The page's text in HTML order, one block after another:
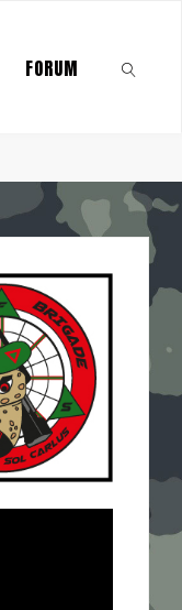
FORUM
SEARCH